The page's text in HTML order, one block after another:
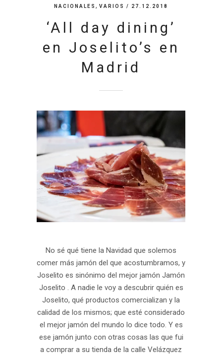
NACIONALES , VARIOS / 27.12.2018
‘All day dining’
en Joselito’s en
Madrid
No sé qué tiene la Navidad que solemos
comer más jamón del que acostumbramos, y
Joselito es sinónimo del mejor jamón Jamón
Joselito . A nadie le voy a descubrir quién es
Joselito, qué productos comercializan y la
calidad de los mismos; que esté considerado
el mejor jamón del mundo lo dice todo. Y es
ese jamón junto con otras cosas las que fui
a comprar a su tienda de la calle Velázquez